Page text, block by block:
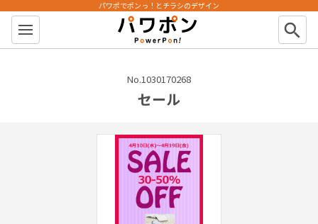
パワポン
パワポでポンっ！とチラシのデザイン
search
No.1030170268
セール